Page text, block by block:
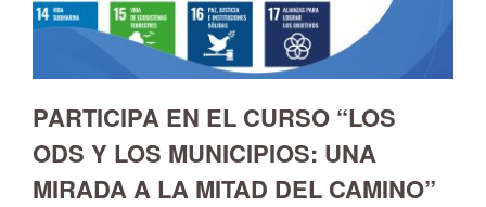
PARTICIPA EN EL CURSO “LOS
ODS Y LOS MUNICIPIOS: UNA
MIRADA A LA MITAD DEL CAMINO”